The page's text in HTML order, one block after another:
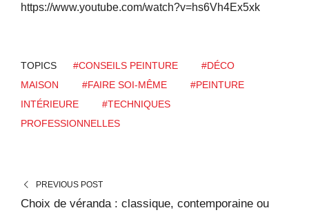
https://www.youtube.com/watch?v=hs6Vh4Ex5xk
TOPICS #CONSEILS PEINTURE
#DÉCO
MAISON
#FAIRE SOI-MÊME
#PEINTURE
INTÉRIEURE
#TECHNIQUES
PROFESSIONNELLES
PREVIOUS POST
Choix de véranda : classique, contemporaine ou